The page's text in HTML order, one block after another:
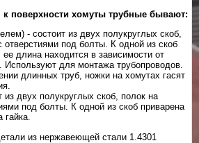
к поверхности хомуты трубные бывают:
- состоит из двух полукруглых скоб,
отверстиями под болты. К одной из скоб
длина находится в зависимости от
Используют для монтажа трубопроводов.
длинных труб, ножки на хомутах гасят
из двух полукруглых скоб, полок на
под болты. К одной из скоб приварена
гайка.
из нержавеющей стали 1.4301